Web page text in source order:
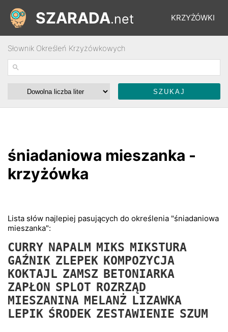
KRZYŻÓWKI
ŁAMIGŁÓWKI
SŁOWNIK
SZARADA.net
Słownik Określeń Krzyżówkowych
śniadaniowa mieszanka -
krzyżówka
Lista słów najlepiej pasujących do określenia "śniadaniowa
mieszanka":
CURRY NAPALM MIKS MIKSTURA
GAŹNIK ZLEPEK KOMPOZYCJA
KOKTAJL ZAMSZ BETONIARKA
ZAPŁON SPLOT ROZRZĄD
MIESZANINA MELANŻ LIZAWKA
LEPIK ŚRODEK ZESTAWIENIE SZUM